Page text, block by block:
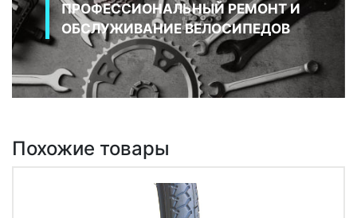
ПРОФЕССИОНАЛЬНЫЙ РЕМОНТ И
ОБСЛУЖИВАНИЕ ВЕЛОСИПЕДОВ
Похожие товары